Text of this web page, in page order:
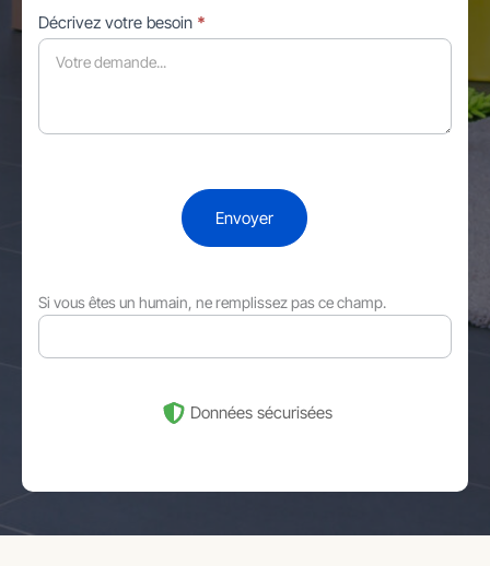
Décrivez votre besoin *
Envoyer
Si vous êtes un humain, ne remplissez pas ce champ.
Données sécurisées